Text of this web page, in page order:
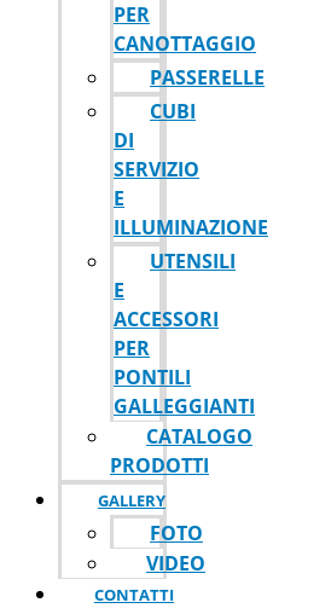
PER
CANOTTAGGIO
PASSERELLE
CUBI
DI
SERVIZIO
E
ILLUMINAZIONE
UTENSILI
E
ACCESSORI
PER
PONTILI
GALLEGGIANTI
CATALOGO
PRODOTTI
GALLERY
FOTO
VIDEO
CONTATTI